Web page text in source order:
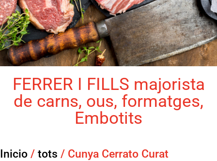
FERRER I FILLS majorista
de carns, ous, formatges,
Embotits
Inicio / tots / Cunya Cerrato Curat